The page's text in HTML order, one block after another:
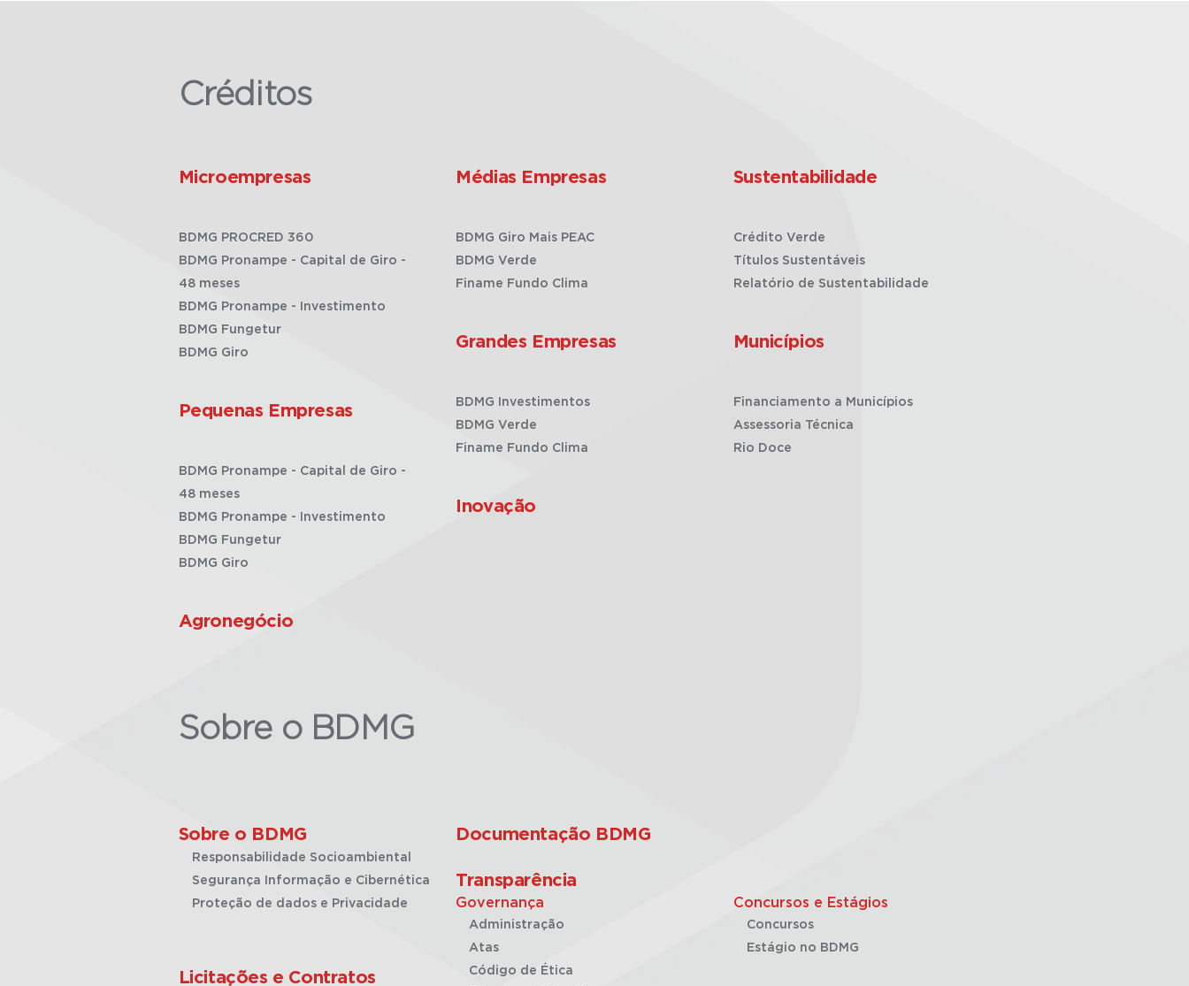
Créditos
Microempresas
BDMG PROCRED 360
BDMG Pronampe - Capital de Giro -
48 meses
BDMG Pronampe - Investimento
BDMG Fungetur
BDMG Giro
Pequenas Empresas
BDMG Pronampe - Capital de Giro -
48 meses
BDMG Pronampe - Investimento
BDMG Fungetur
BDMG Giro
Agronegócio
Médias Empresas
BDMG Giro Mais PEAC
BDMG Verde
Finame Fundo Clima
Grandes Empresas
BDMG Investimentos
BDMG Verde
Finame Fundo Clima
Inovação
Sustentabilidade
Crédito Verde
Títulos Sustentáveis
Relatório de Sustentabilidade
Municípios
Financiamento a Municípios
Assessoria Técnica
Rio Doce
Sobre o BDMG
Sobre o BDMG
Responsabilidade Socioambiental
Segurança Informação e Cibernética
Proteção de dados e Privacidade
Licitações e Contratos
Documentação BDMG
Transparência
Governança
Administração
Atas
Código de Ética
Concursos e Estágios
Concursos
Estágio no BDMG